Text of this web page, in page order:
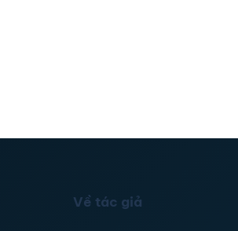
Về tác giả